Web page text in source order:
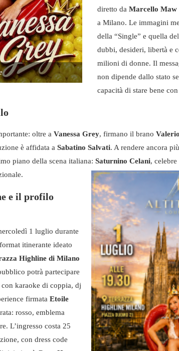
diretto da Marcello Maw
a Milano. Le immagini
della “Single” e quella
dubbi, desideri, libertà e
milioni di donne. Il
non dipende dallo stato
capacità di stare bene con
oltre a Vanessa Grey, firmano il brano
è affidata a Sabatino Salvati. A rendere ancora
piano della scena italiana: Saturnino Celani, celebre
e il profilo
1 luglio durante
itinerante ideato
Highline di Milano
potrà partecipare
karaoke di coppia, dj
firmata Etoile
rosso, emblema
L’ingresso costa 25
con dress code